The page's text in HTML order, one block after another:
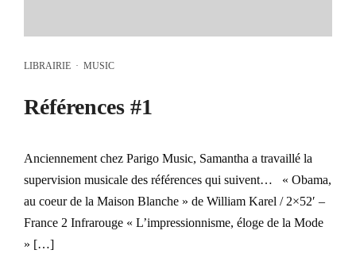
LIBRAIRIE · MUSIC
Références #1
Anciennement chez Parigo Music, Samantha a travaillé la
supervision musicale des références qui suivent… « Obama,
au coeur de la Maison Blanche » de William Karel / 2×52′ –
France 2 Infrarouge « L’impressionnisme, éloge de la Mode
» […]